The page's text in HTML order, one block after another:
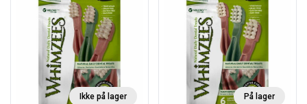
Ikke på lager På lager